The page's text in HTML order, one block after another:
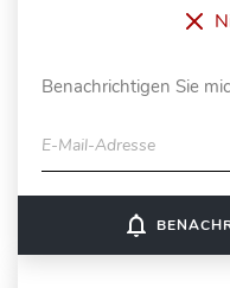
Benachrichtigen Sie
E-Mail-Adresse
notifications_none